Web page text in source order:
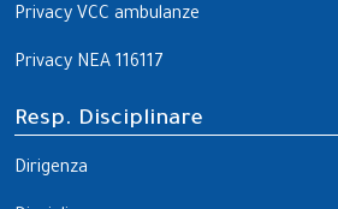
Privacy VCC ambulanze
Privacy NEA 116117
Resp. Disciplinare
Dirigenza